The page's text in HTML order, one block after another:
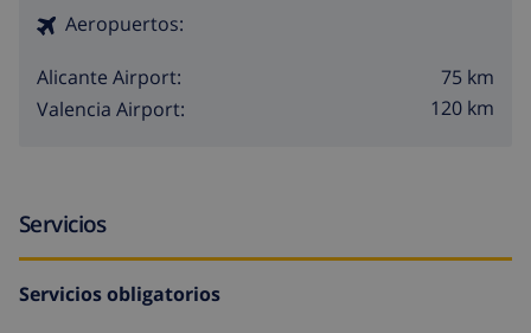
Aeropuertos:
Alicante Airport:
75 km
Valencia Airport:
120 km
Servicios
Servicios obligatorios